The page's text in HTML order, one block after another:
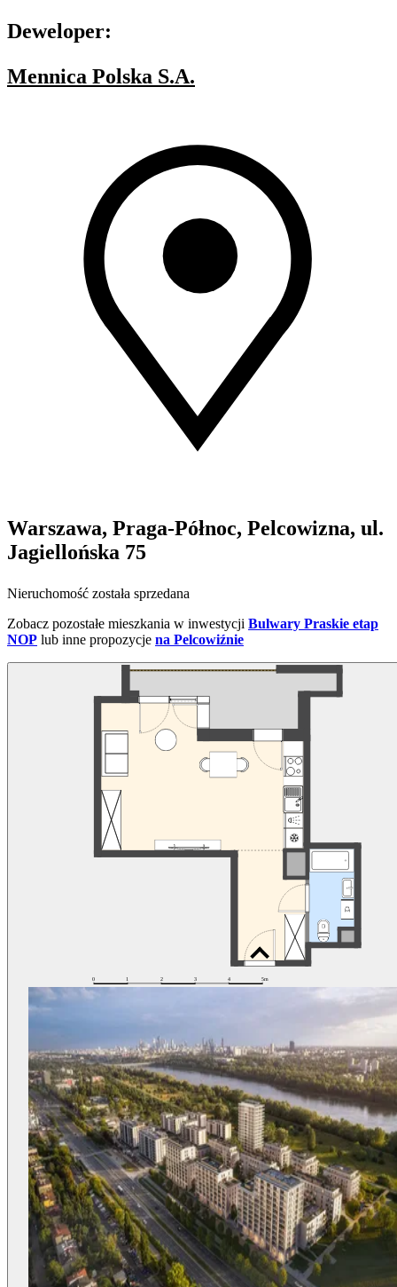
Deweloper:
Mennica Polska S.A.
Warszawa, Praga-Północ, Pelcowizna, ul.
Jagiellońska 75
Nieruchomość została sprzedana
Zobacz pozostałe mieszkania w inwestycji Bulwary Praskie etap
NOP lub inne propozycje na Pelcowiźnie